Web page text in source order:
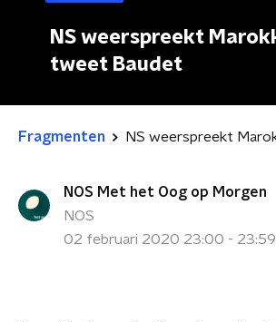
NS weerspreekt
tweet Baudet
Fragmenten
NOS Met het Oog op Morgen
NOS
02 februari 2020 23:00 - 23:59